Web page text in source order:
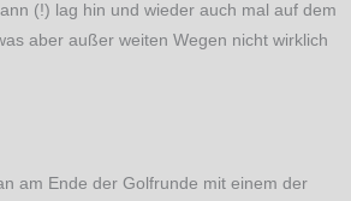
(!) lag hin und wieder auch mal auf dem
aber außer weiten Wegen nicht wirklich
am Ende der Golfrunde mit einem der